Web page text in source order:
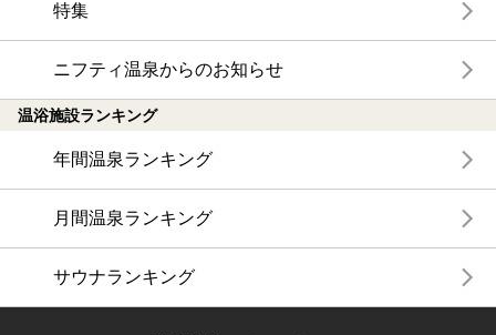
特集
ニフティ温泉からのお知らせ
温浴施設ランキング
年間温泉ランキング
月間温泉ランキング
サウナランキング